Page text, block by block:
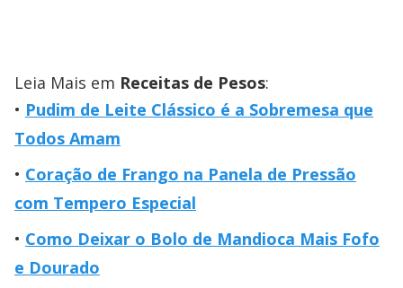
Leia Mais em Receitas de Pesos:
Pudim de Leite Clássico é a Sobremesa que
Todos Amam
Coração de Frango na Panela de Pressão
com Tempero Especial
Como Deixar o Bolo de Mandioca Mais Fofo
e Dourado